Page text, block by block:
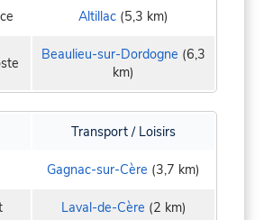
Altillac (5,3 km)
Beaulieu-sur-Dordogne (6,3
km)
Transport / Loisirs
Gagnac-sur-Cère (3,7 km)
Laval-de-Cère (2 km)